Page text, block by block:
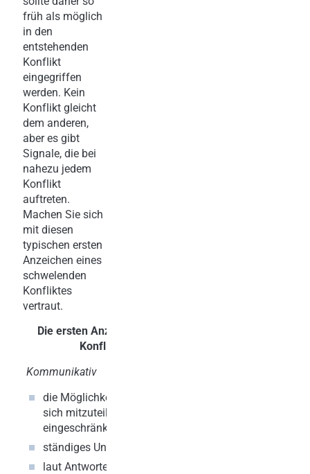
früh als möglich
in den
entstehenden
Konflikt
eingegriffen
werden. Kein
Konflikt gleicht
dem anderen,
aber es gibt
Signale, die bei
nahezu jedem
Konflikt
auftreten.
Machen Sie sich
mit diesen
typischen ersten
Anzeichen eines
schwelenden
Konfliktes
vertraut.
Die ersten Anzeichen eines
Konfliktes
Kommunikativ
die Möglichkeit desjenigen,
sich mitzuteilen, wird
eingeschränkt
ständiges Unterbrechen
laut Antworten oder gar